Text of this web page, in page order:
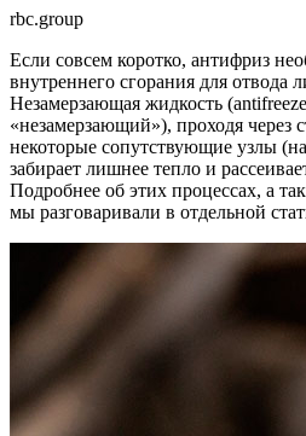
rbc.group
Если совсем коротко, антифриз
внутреннего сгорания для отвода
Незамерзающая жидкость
«незамерзающий»), проходя через
некоторые сопутствующие узлы
забирает лишнее тепло и
Подробнее об этих процессах, а
мы разговаривали в отдельной